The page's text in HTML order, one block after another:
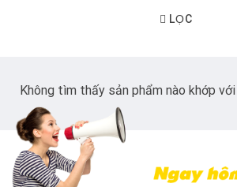
LỌC
Không tìm thấy sản phẩm nào khớp